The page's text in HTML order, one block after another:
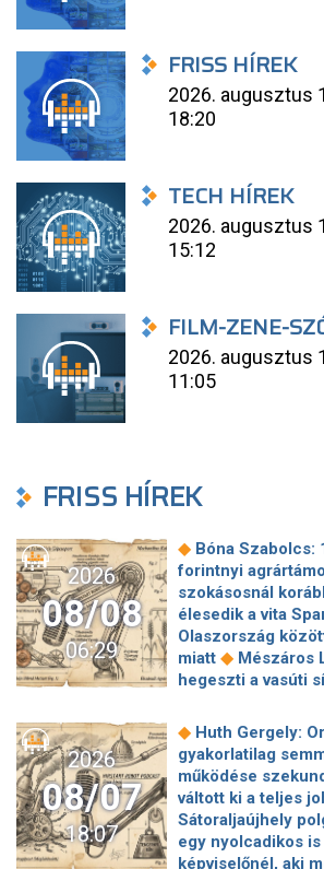
FRISS HÍREK
2026. augusztus
18:20
TECH HÍREK
2026. augusztus
15:12
FILM-ZENE-
2026. augusztus
11:05
FRISS HÍREK
2026
08/08
06:29
◆ Bóna Szabolcs:
forintnyi
szokásosnál
élesedik a vita
Olaszország
miatt ◆ Mészáros
hegeszti a vasúti
tesz a Bosnyák
beruházója, ha az
szerződésüket ◆
Magyar Péter
el a 6 ezer milliárd
◆
töltése Ózdon –
2026
08/07
18:07
◆ Huth Gergely:
gyakorlatilag
működése
váltott ki a teljes
Sátoraljaújhely
egy nyolcadikos
képviselőnél, aki